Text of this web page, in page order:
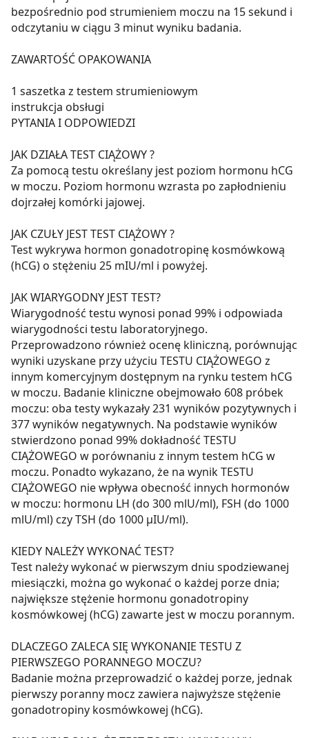
bezpośrednio pod strumieniem moczu na 15 sekund i
odczytaniu w ciągu 3 minut wyniku badania.
ZAWARTOŚĆ OPAKOWANIA
1 saszetka z testem strumieniowym
instrukcja obsługi
PYTANIA I ODPOWIEDZI
JAK DZIAŁA TEST CIĄŻOWY ?
Za pomocą testu określany jest poziom hormonu hCG
w moczu. Poziom hormonu wzrasta po zapłodnieniu
dojrzałej komórki jajowej.
JAK CZUŁY JEST TEST CIĄŻOWY ?
Test wykrywa hormon gonadotropinę kosmówkową
(hCG) o stężeniu 25 mIU/ml i powyżej.
JAK WIARYGODNY JEST TEST?
Wiarygodność testu wynosi ponad 99% i odpowiada
wiarygodności testu laboratoryjnego.
Przeprowadzono również ocenę kliniczną, porównując
wyniki uzyskane przy użyciu TESTU CIĄŻOWEGO z
innym komercyjnym dostępnym na rynku testem hCG
w moczu. Badanie kliniczne obejmowało 608 próbek
moczu: oba testy wykazały 231 wyników pozytywnych i
377 wyników negatywnych. Na podstawie wyników
stwierdzono ponad 99% dokładność TESTU
CIĄŻOWEGO w porównaniu z innym testem hCG w
moczu. Ponadto wykazano, że na wynik TESTU
CIĄŻOWEGO nie wpływa obecność innych hormonów
w moczu: hormonu LH (do 300 mlU/ml), FSH (do 1000
mlU/ml) czy TSH (do 1000 μIU/ml).
KIEDY NALEŻY WYKONAĆ TEST?
Test należy wykonać w pierwszym dniu spodziewanej
miesiączki, można go wykonać o każdej porze dnia;
największe stężenie hormonu gonadotropiny
kosmówkowej (hCG) zawarte jest w moczu porannym.
DLACZEGO ZALECA SIĘ WYKONANIE TESTU Z
PIERWSZEGO PORANNEGO MOCZU?
Badanie można przeprowadzić o każdej porze, jednak
pierwszy poranny mocz zawiera najwyższe stężenie
gonadotropiny kosmówkowej (hCG).